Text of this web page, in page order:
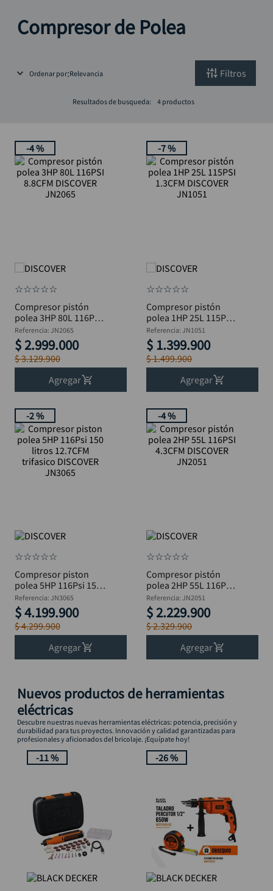
Compresor de Polea
Ordenar por Relevancia Filtros
Resultados de busqueda: 4 productos
-4 %
☆☆☆☆☆
Compresor pistón
polea 3HP 80L 116PSI
8.8CFM DISCOVER
JN2065
Referencia: JN2065
$ 2.999.000
$3.129.900
Agregar
-7 %
☆☆☆☆☆
Compresor pistón
polea 1HP 25L 115PSI
1.3CFM DISCOVER
JN1051
Referencia: JN1051
$ 1.399.900
$1.499.900
Agregar
-2 %
☆☆☆☆☆
Compresor piston
polea 5HP 116Psi 150
litros 12.7CFM
trifasico DISCOVER
JN3065
Referencia: JN3065
$4.199.900
$4.299.900
Agregar
-4 %
☆☆☆☆☆
Compresor pistón
polea 2HP 55L 116PSI
4.3CFM DISCOVER
JN2051
Referencia: JN2051
$ 2.229.900
$2.329.900
Agregar
Nuevos productos de herramientas
eléctricas
Descubre nuestras nuevas herramientas eléctricas: potencia, precisión y
durabilidad para tus proyectos. Innovación y calidad garantizadas para
profesionales y aficionados del bricolaje. ¡Equípate hoy!
-11 % -26 %